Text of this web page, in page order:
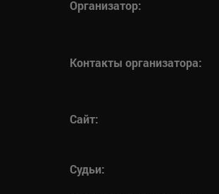
Организатор:
Контакты организатора:
Сайт:
Судьи: